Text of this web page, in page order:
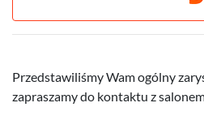
Przedstawiliśmy Wam ogólny
zapraszamy do kontaktu z